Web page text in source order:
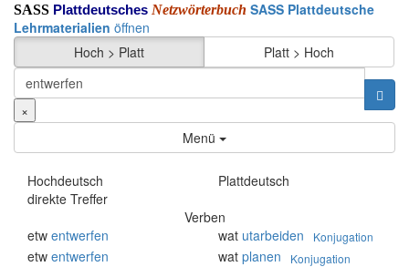
SASS Plattdeutsches Netzwörterbuch SASS Plattdeutsche
Lehrmaterialien öffnen
Hoch > Platt
Platt > Hoch
×
Menü
Hochdeutsch
Plattdeutsch
direkte Treffer
Verben
etw entwerfen wat utarbeiden Konjugation
etw entwerfen wat planen Konjugation